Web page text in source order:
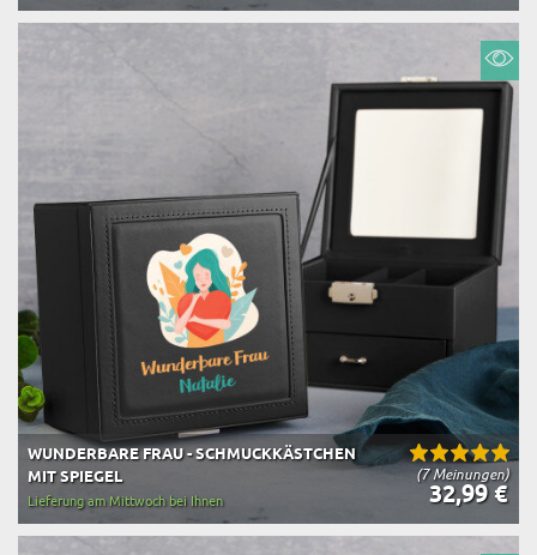
(7 Meinungen)
WUNDERBARE FRAU - SCHMUCKKÄSTCHEN
MIT SPIEGEL
32,99 €
Lieferung am Mittwoch bei Ihnen